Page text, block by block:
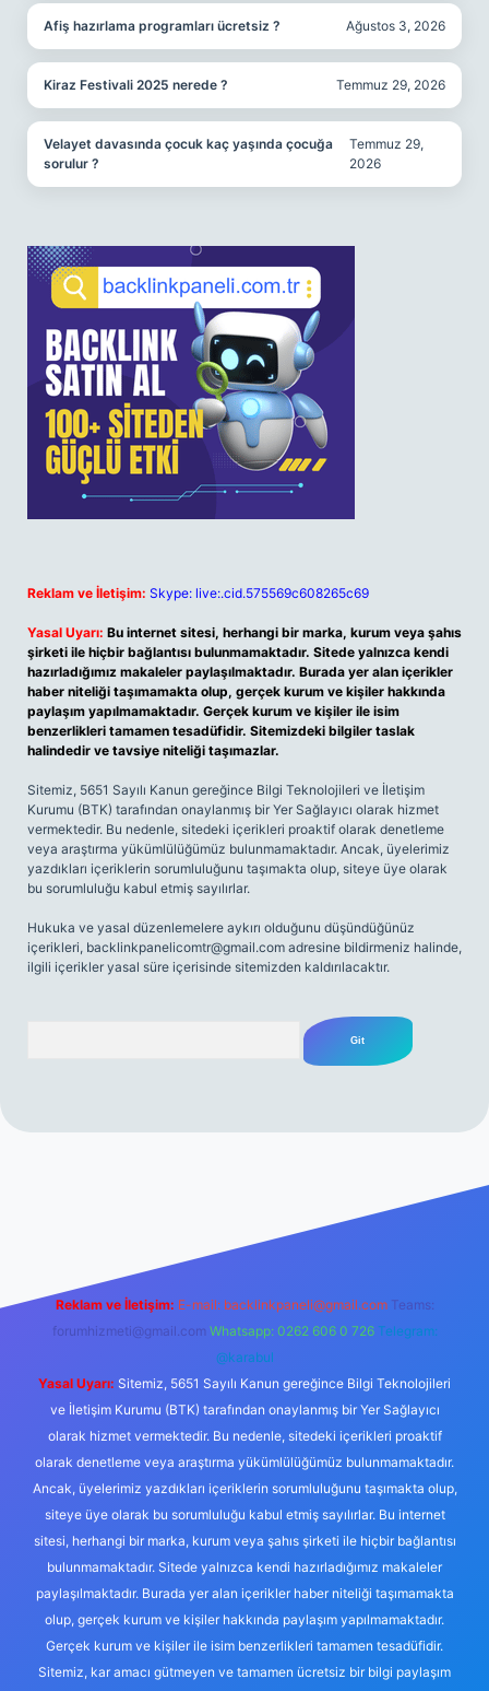
Afiş hazırlama programları ücretsiz ? Ağustos 3, 2026
Kiraz Festivali 2025 nerede ? Temmuz 29, 2026
Velayet davasında çocuk kaç yaşında çocuğa
sorulur ?
Temmuz 29,
2026
Reklam ve İletişim: Skype: live:.cid.575569c608265c69
Yasal Uyarı: Bu internet sitesi, herhangi bir marka, kurum veya şahıs
şirketi ile hiçbir bağlantısı bulunmamaktadır. Sitede yalnızca kendi
hazırladığımız makaleler paylaşılmaktadır. Burada yer alan içerikler
haber niteliği taşımamakta olup, gerçek kurum ve kişiler hakkında
paylaşım yapılmamaktadır. Gerçek kurum ve kişiler ile isim
benzerlikleri tamamen tesadüfidir. Sitemizdeki bilgiler taslak
halindedir ve tavsiye niteliği taşımazlar.
Sitemiz, 5651 Sayılı Kanun gereğince Bilgi Teknolojileri ve İletişim
Kurumu (BTK) tarafından onaylanmış bir Yer Sağlayıcı olarak hizmet
vermektedir. Bu nedenle, sitedeki içerikleri proaktif olarak denetleme
veya araştırma yükümlülüğümüz bulunmamaktadır. Ancak, üyelerimiz
yazdıkları içeriklerin sorumluluğunu taşımakta olup, siteye üye olarak
bu sorumluluğu kabul etmiş sayılırlar.
Hukuka ve yasal düzenlemelere aykırı olduğunu düşündüğünüz
içerikleri, backlinkpanelicomtr@gmail.com adresine bildirmeniz halinde,
ilgili içerikler yasal süre içerisinde sitemizden kaldırılacaktır.
Reklam ve İletişim: E-mail: backlinkpaneli@gmail.com Teams:
forumhizmeti@gmail.com Whatsapp: 0262 606 0 726 Telegram:
@karabul
Yasal Uyarı: Sitemiz, 5651 Sayılı Kanun gereğince Bilgi Teknolojileri
ve İletişim Kurumu (BTK) tarafından onaylanmış bir Yer Sağlayıcı
olarak hizmet vermektedir. Bu nedenle, sitedeki içerikleri proaktif
olarak denetleme veya araştırma yükümlülüğümüz bulunmamaktadır.
Ancak, üyelerimiz yazdıkları içeriklerin sorumluluğunu taşımakta olup,
siteye üye olarak bu sorumluluğu kabul etmiş sayılırlar. Bu internet
sitesi, herhangi bir marka, kurum veya şahıs şirketi ile hiçbir bağlantısı
bulunmamaktadır. Sitede yalnızca kendi hazırladığımız makaleler
paylaşılmaktadır. Burada yer alan içerikler haber niteliği taşımamakta
olup, gerçek kurum ve kişiler hakkında paylaşım yapılmamaktadır.
Gerçek kurum ve kişiler ile isim benzerlikleri tamamen tesadüfidir.
Sitemiz, kar amacı gütmeyen ve tamamen ücretsiz bir bilgi paylaşım